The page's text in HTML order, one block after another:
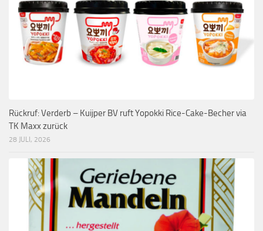
Rückruf: Verderb – Kuijper BV ruft Yopokki Rice-Cake-Becher via
TK Maxx zurück
28 JULI, 2026